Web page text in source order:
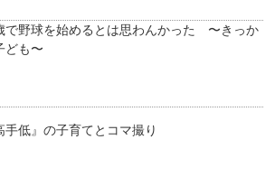
で野球を始めるとは思わんかった 〜きっか
ども〜
手低』の子育てとコマ撮り